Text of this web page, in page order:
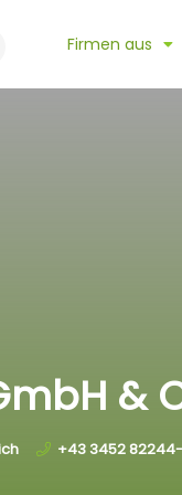
Firmen aus
&
+43 3452